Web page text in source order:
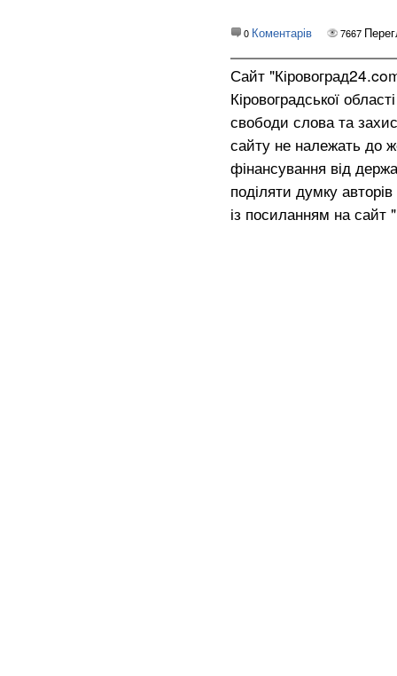
0 Коментарів 7667
Сайт
Кіровоградської
свободи слова та
сайту не належать до
фінансування від
поділяти думку
із посиланням на сайт